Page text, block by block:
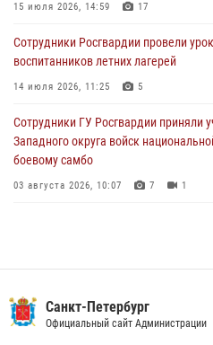
05 августа 2026, 12:25 2
Петербургские росгвардейцы
автомобиль, ранее
Ленобласти
15 июля 2026, 14:59 17
Сотрудники Росгвардии провели
воспитанников летних лагерей
14 июля 2026, 11:25 5
Сотрудники ГУ Росгвардии приняли
Западного округа войск
боевому самбо
03 августа 2026, 10:07 7 1
В Красногвардейском районе
угрожавшего мужчине
Санкт-Петербург
Официальный сайт Администрации